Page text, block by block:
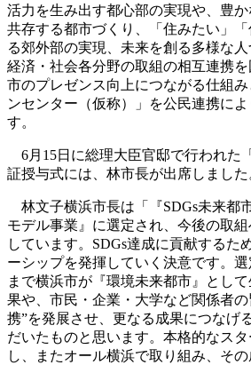
活力を生み出す都心部の実現や、豊
共存する都市づくり、「住みたい」
る郊外部の実現、未来を創る多様な
経済・社会各分野の取組の相互連携
市のプレゼンス向上につながる仕組み
ンセンター（仮称）」を公民連携に
す。
6月15日に総理大臣官邸で行われた
証授与式には、林市長が出席しました
林文子横浜市長は「『SDGs未来都
モデル事業』に選定され、今後の取
しています。SDGs達成に貢献するた
ーシップを発揮していく決意です。
まで横浜市が『環境未来都市』とし
果や、市民・企業・大学など関係者
携”を発展させ、更なる成果につなげ
だいたものと思います。本格的なス
し、またオール横浜で取り組み、そ